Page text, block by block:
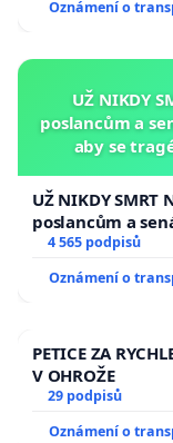
Oznámení o
UŽ NIKDY
poslancům a
aby se
UŽ NIKDY SMRT
poslancům a
aby se tragédie
4 565 podpisů
Oznámení o
PETICE ZA
V OHROŽE
29 podpisů
Oznámení o